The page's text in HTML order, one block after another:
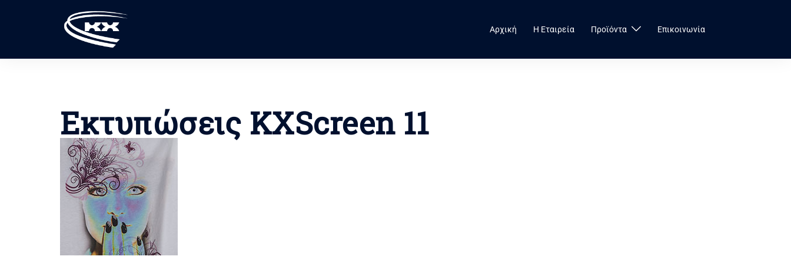
Αρχική Η Εταιρεία Προϊόντα Επικοινωνία
Εκτυπώσεις KXScreen 11